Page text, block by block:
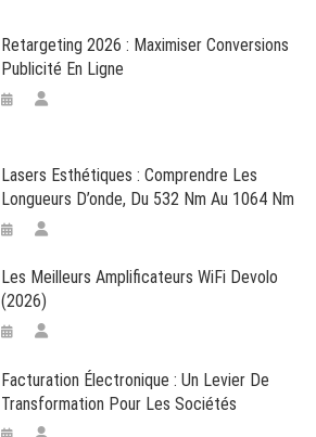
Retargeting 2026 : Maximiser Conversions
Publicité En Ligne
Lasers Esthétiques : Comprendre Les
Longueurs D’onde, Du 532 Nm Au 1064 Nm
Les Meilleurs Amplificateurs WiFi Devolo
(2026)
Facturation Électronique : Un Levier De
Transformation Pour Les Sociétés